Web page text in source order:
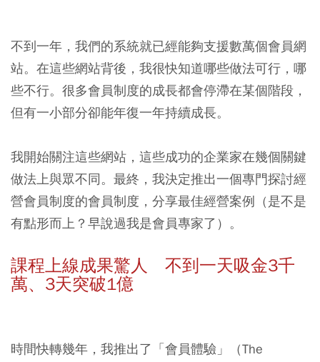
不到一年，我們的系統就已經能夠支援數萬個會員網
站。在這些網站背後，我很快知道哪些做法可行，哪
些不行。很多會員制度的成長都會停滯在某個階段，
但有一小部分卻能年復一年持續成長。
我開始關注這些網站，這些成功的企業家在幾個關鍵
做法上與眾不同。最終，我決定推出一個專門探討經
營會員制度的會員制度，分享最佳經營案例（是不是
有點形而上？早說過我是會員專家了）。
課程上線成果驚人 不到一天吸金3千
萬、3天突破1億
時間快轉幾年，我推出了「會員體驗」（The